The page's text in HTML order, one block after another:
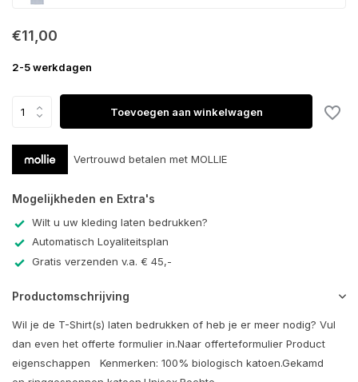
€11,00
2-5 werkdagen
Toevoegen aan winkelwagen
Vertrouwd betalen met MOLLIE
Mogelijkheden en Extra's
Wilt u uw kleding laten bedrukken?
Automatisch Loyaliteitsplan
Gratis verzenden v.a. € 45,-
Productomschrijving
Wil je de T-Shirt(s) laten bedrukken of heb je er meer nodig? Vul
dan even het offerte formulier in.Naar offerteformulier Product
eigenschappen Kenmerken: 100% biologisch katoen.Gekamd